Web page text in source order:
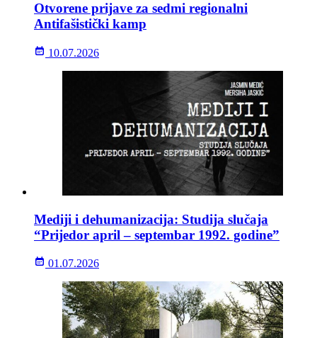
Otvorene prijave za sedmi regionalni
Antifašistički kamp
10.07.2026
Mediji i dehumanizacija: Studija slučaja
“Prijedor april – septembar 1992. godine”
01.07.2026